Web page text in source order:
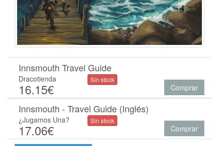
Innsmouth Travel Guide
Dracotienda
16.15€
Sin stock
Comprar
Innsmouth - Travel Guide (Inglés)
¿Jugamos Una?
17.06€
Sin stock
Comprar